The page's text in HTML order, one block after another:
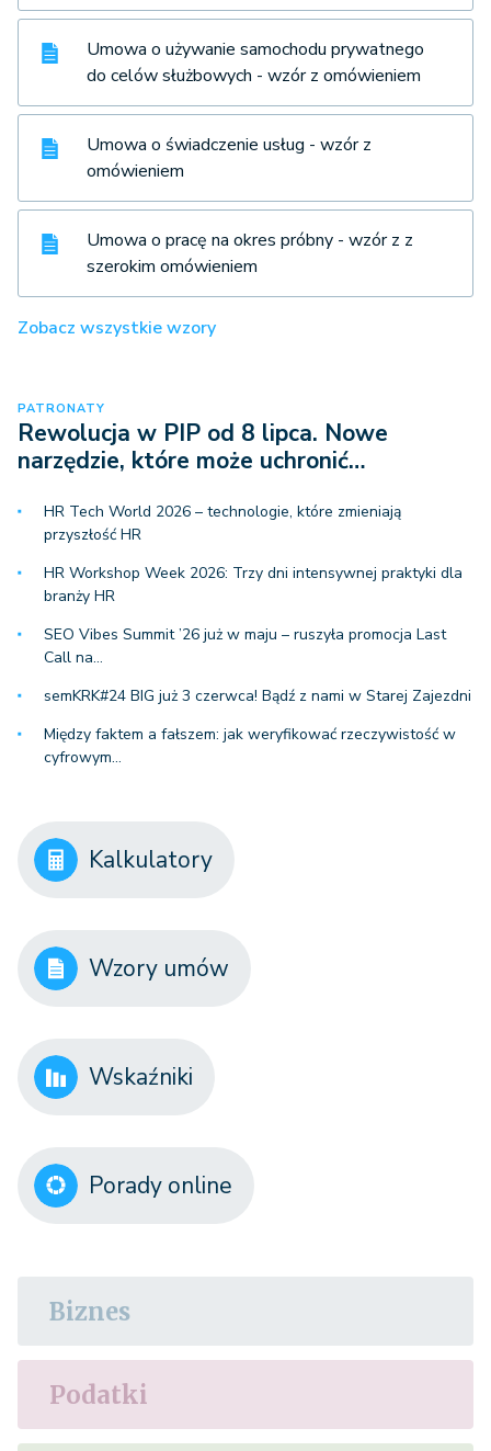
Umowa o używanie samochodu prywatnego
do celów służbowych - wzór z omówieniem
Umowa o świadczenie usług - wzór z
omówieniem
Umowa o pracę na okres próbny - wzór z z
szerokim omówieniem
Zobacz wszystkie wzory
PATRONATY
Rewolucja w PIP od 8 lipca. Nowe
narzędzie, które może uchronić…
HR Tech World 2026 – technologie, które zmieniają
przyszłość HR
HR Workshop Week 2026: Trzy dni intensywnej praktyki dla
branży HR
SEO Vibes Summit ’26 już w maju – ruszyła promocja Last
Call na…
semKRK#24 BIG już 3 czerwca! Bądź z nami w Starej Zajezdni
Między faktem a fałszem: jak weryfikować rzeczywistość w
cyfrowym…
Kalkulatory
Wzory umów
Wskaźniki
Porady online
Biznes
Podatki